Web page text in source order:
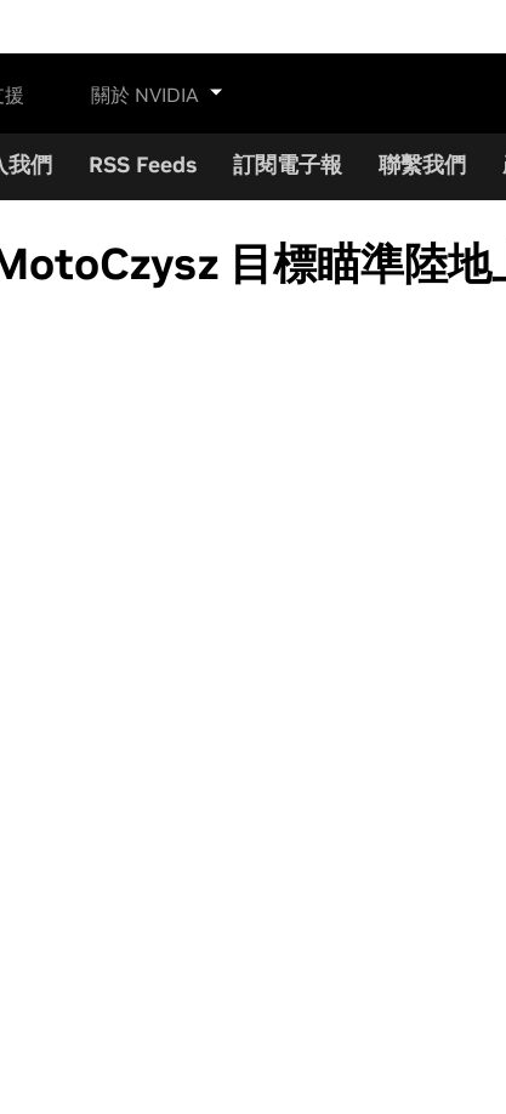
援 關於 NVIDIA
我們 RSS Feeds 訂閱電子報 聯繫我們
目標瞄準陸地